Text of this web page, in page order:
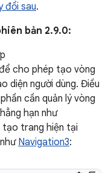
đổi sau.
bản 2.9.0:
cho phép tạo vòng
diện người dùng. Điều
cần quản lý vòng
hạn như
tạo trang hiện tại
Navigation3: